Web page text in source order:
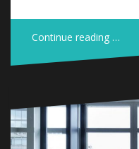
Continue reading …